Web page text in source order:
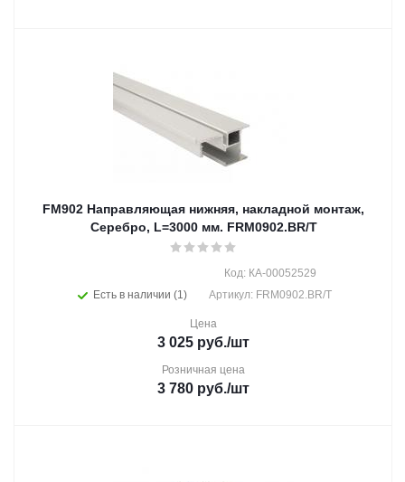
FM902 Направляющая нижняя, накладной монтаж,
Серебро, L=3000 мм. FRM0902.BR/T
Есть в наличии (1)
Код: КА-00052529
Артикул: FRM0902.BR/T
Цена
3 025 руб./шт
Розничная цена
3 780 руб./шт